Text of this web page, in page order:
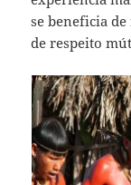
se beneficia
de respeito